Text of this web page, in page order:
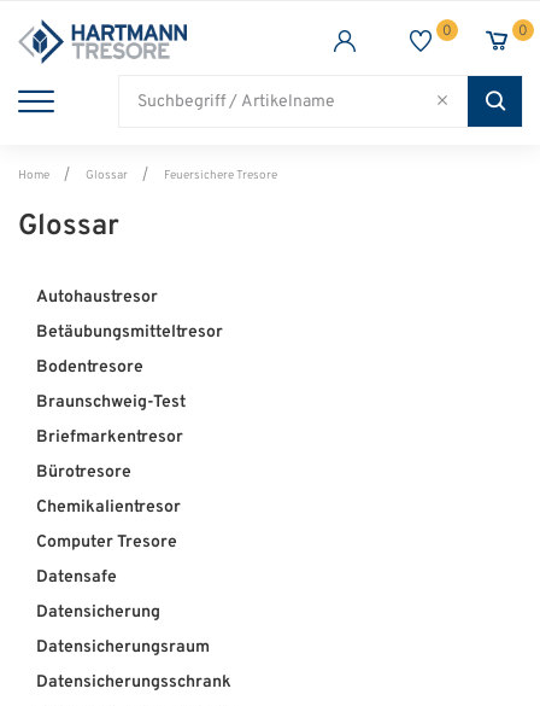
TRESORE
WAFFENSCHRANK
FEUERSCHUTZ
BRANCHEN
ÜBER UNS
Über uns
0 0
Home Glossar Feuersichere Tresore
Glossar
Autohaustresor
Betäubungsmitteltresor
Bodentresore
Braunschweig-Test
Briefmarkentresor
Bürotresore
Chemikalientresor
Computer Tresore
Datensafe
Datensicherung
Datensicherungsraum
Datensicherungsschrank